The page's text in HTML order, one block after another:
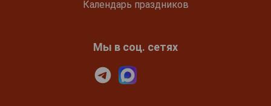
Календарь праздников
Мы в соц. сетях